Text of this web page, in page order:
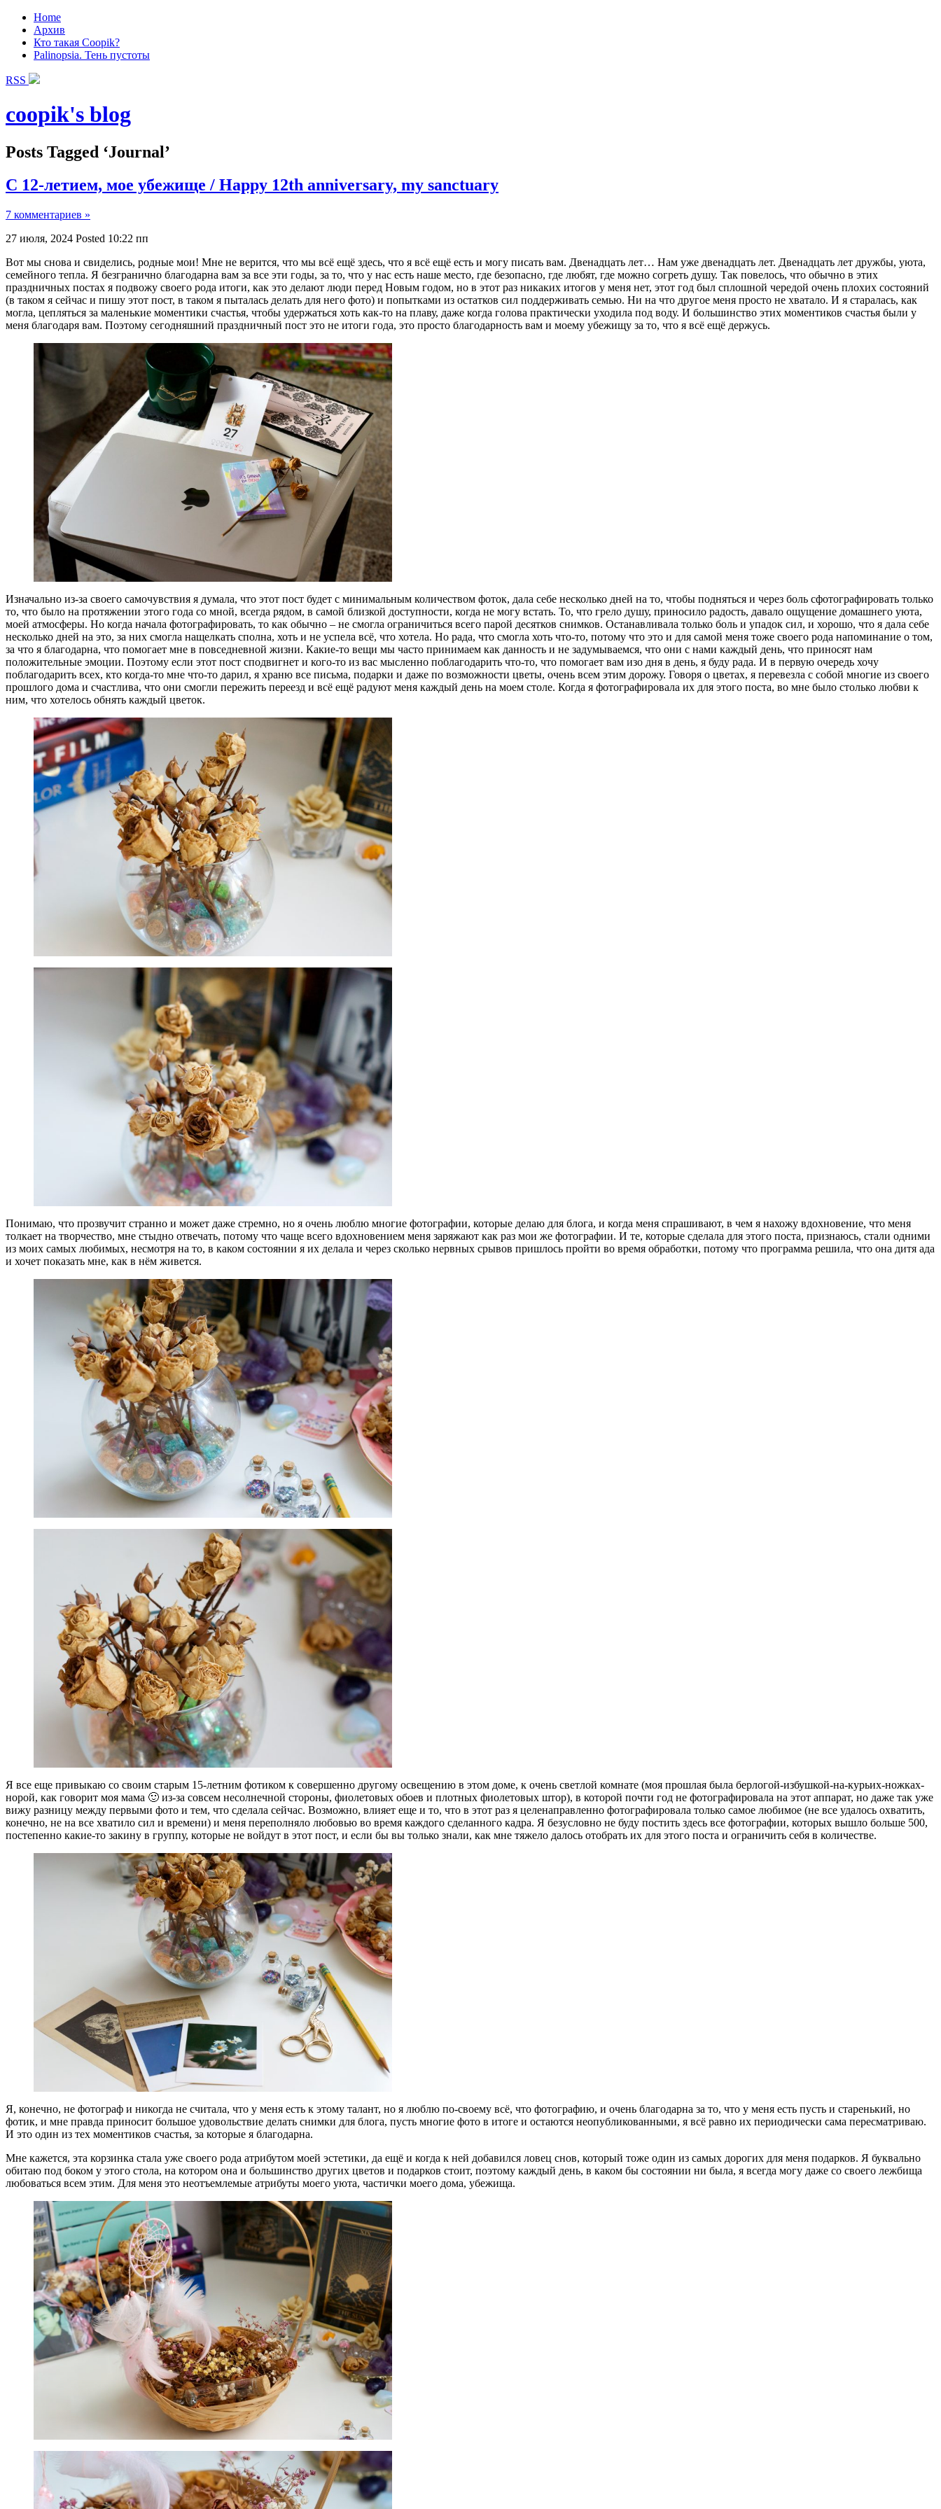
Home
Архив
Кто такая Coopik?
Palinopsia. Тень пустоты
RSS
coopik's blog
Posts Tagged ‘Journal’
С 12-летием, мое убежище / Happy 12th anniversary, my sanctuary
7 комментариев »
27 июля, 2024 Posted 10:22 пп
Вот мы снова и свиделись, родные мои! Мне не верится, что мы всё ещё здесь, что я всё ещё есть и могу писать вам. Двенадцать лет… Нам уже двенадцать лет. Двенадцать лет дружбы, уюта,
семейного тепла. Я безгранично благодарна вам за все эти годы, за то, что у нас есть наше место, где безопасно, где любят, где можно согреть душу. Так повелось, что обычно в этих
праздничных постах я подвожу своего рода итоги, как это делают люди перед Новым годом, но в этот раз никаких итогов у меня нет, этот год был сплошной чередой очень плохих состояний
(в таком я сейчас и пишу этот пост, в таком я пыталась делать для него фото) и попытками из остатков сил поддерживать семью. Ни на что другое меня просто не хватало. И я старалась, как
могла, цепляться за маленькие моментики счастья, чтобы удержаться хоть как-то на плаву, даже когда голова практически уходила под воду. И большинство этих моментиков счастья были у
меня благодаря вам. Поэтому сегодняшний праздничный пост это не итоги года, это просто благодарность вам и моему убежищу за то, что я всё ещё держусь.
Изначально из-за своего самочувствия я думала, что этот пост будет с минимальным количеством фоток, дала себе несколько дней на то, чтобы подняться и через боль сфотографировать только
то, что было на протяжении этого года со мной, всегда рядом, в самой близкой доступности, когда не могу встать. То, что грело душу, приносило радость, давало ощущение домашнего уюта,
моей атмосферы. Но когда начала фотографировать, то как обычно – не смогла ограничиться всего парой десятков снимков. Останавливала только боль и упадок сил, и хорошо, что я дала себе
несколько дней на это, за них смогла нащелкать сполна, хоть и не успела всё, что хотела. Но рада, что смогла хоть что-то, потому что это и для самой меня тоже своего рода напоминание о том,
за что я благодарна, что помогает мне в повседневной жизни. Какие-то вещи мы часто принимаем как данность и не задумываемся, что они с нами каждый день, что приносят нам
положительные эмоции. Поэтому если этот пост сподвигнет и кого-то из вас мысленно поблагодарить что-то, что помогает вам изо дня в день, я буду рада. И в первую очередь хочу
поблагодарить всех, кто когда-то мне что-то дарил, я храню все письма, подарки и даже по возможности цветы, очень всем этим дорожу. Говоря о цветах, я перевезла с собой многие из своего
прошлого дома и счастлива, что они смогли пережить переезд и всё ещё радуют меня каждый день на моем столе. Когда я фотографировала их для этого поста, во мне было столько любви к
ним, что хотелось обнять каждый цветок.
Понимаю, что прозвучит странно и может даже стремно, но я очень люблю многие фотографии, которые делаю для блога, и когда меня спрашивают, в чем я нахожу вдохновение, что меня
толкает на творчество, мне стыдно отвечать, потому что чаще всего вдохновением меня заряжают как раз мои же фотографии. И те, которые сделала для этого поста, признаюсь, стали одними
из моих самых любимых, несмотря на то, в каком состоянии я их делала и через сколько нервных срывов пришлось пройти во время обработки, потому что программа решила, что она дитя ада
и хочет показать мне, как в нём живется.
Я все еще привыкаю со своим старым 15-летним фотиком к совершенно другому освещению в этом доме, к очень светлой комнате (моя прошлая была берлогой-избушкой-на-курьих-ножках-
норой, как говорит моя мама 🙂 из-за совсем несолнечной стороны, фиолетовых обоев и плотных фиолетовых штор), в которой почти год не фотографировала на этот аппарат, но даже так уже
вижу разницу между первыми фото и тем, что сделала сейчас. Возможно, влияет еще и то, что в этот раз я целенаправленно фотографировала только самое любимое (не все удалось охватить,
конечно, не на все хватило сил и времени) и меня переполняло любовью во время каждого сделанного кадра. Я безусловно не буду постить здесь все фотографии, которых вышло больше 500,
постепенно какие-то закину в группу, которые не войдут в этот пост, и если бы вы только знали, как мне тяжело далось отобрать их для этого поста и ограничить себя в количестве.
Я, конечно, не фотограф и никогда не считала, что у меня есть к этому талант, но я люблю по-своему всё, что фотографию, и очень благодарна за то, что у меня есть пусть и старенький, но
фотик, и мне правда приносит большое удовольствие делать снимки для блога, пусть многие фото в итоге и остаются неопубликованными, я всё равно их периодически сама пересматриваю.
И это один из тех моментиков счастья, за которые я благодарна.
Мне кажется, эта корзинка стала уже своего рода атрибутом моей эстетики, да ещё и когда к ней добавился ловец снов, который тоже один из самых дорогих для меня подарков. Я буквально
обитаю под боком у этого стола, на котором она и большинство других цветов и подарков стоит, поэтому каждый день, в каком бы состоянии ни была, я всегда могу даже со своего лежбища
любоваться всем этим. Для меня это неотъемлемые атрибуты моего уюта, частички моего дома, убежища.